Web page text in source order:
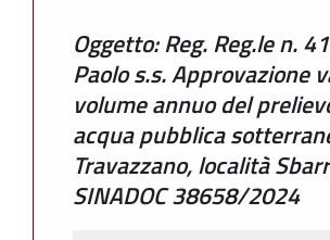
Oggetto: Reg. Reg.le n.
Paolo s.s. Approvazione
volume annuo del
acqua pubblica
Travazzano, località
SINADOC 38658/2024